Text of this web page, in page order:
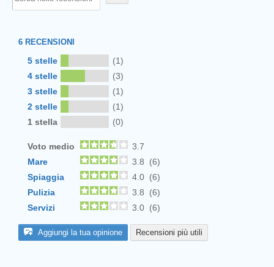
6 RECENSIONI
5 stelle
(1)
4 stelle
(3)
3 stelle
(1)
2 stelle
(1)
1 stella
(0)
Voto medio
3.7
Mare
3.8 (6)
Spiaggia
4.0 (6)
Pulizia
3.8 (6)
Servizi
3.0 (6)
Aggiungi la tua opinione Recensioni più utili